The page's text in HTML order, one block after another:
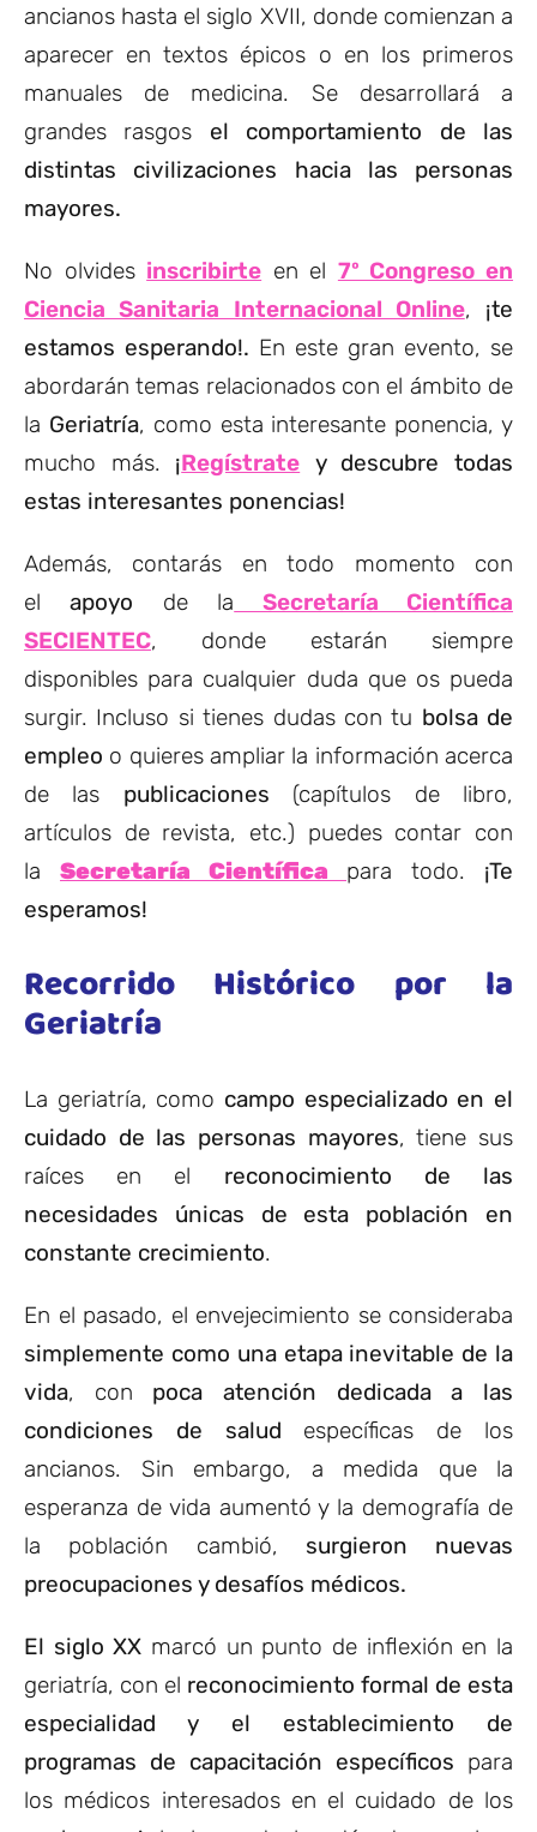
ancianos hasta el siglo XVII, donde comienzan a
aparecer en textos épicos o en los primeros
manuales de medicina. Se desarrollará a
grandes rasgos el comportamiento de las
distintas civilizaciones hacia las personas
mayores.
No olvides inscribirte en el 7º Congreso en
Ciencia Sanitaria Internacional Online, ¡te
estamos esperando!. En este gran evento, se
abordarán temas relacionados con el ámbito de
la Geriatría, como esta interesante ponencia, y
mucho más. ¡Regístrate y descubre todas
estas interesantes ponencias!
Además, contarás en todo momento con
elapoyo de la Secretaría Científica
SECIENTEC, donde estarán siempre
disponibles para cualquier duda que os pueda
surgir. Incluso si tienes dudas con tu bolsa de
empleo o quieres ampliar la información acerca
de las publicaciones (capítulos de libro,
artículos de revista, etc.) puedes contar con
la Secretaría Científica para todo. ¡Te
esperamos!
Recorrido Histórico por la
Geriatría
La geriatría, como campo especializado en el
cuidado de las personas mayores, tiene sus
raíces en el reconocimiento de las
necesidades únicas de esta población en
constante crecimiento.
En el pasado, el envejecimiento se consideraba
simplemente como una etapa inevitable de la
vida, con poca atención dedicada a las
condiciones de salud específicas de los
ancianos. Sin embargo, a medida que la
esperanza de vida aumentó y la demografía de
la población cambió, surgieron nuevas
preocupaciones y desafíos médicos.
El siglo XX marcó un punto de inflexión en la
geriatría, con el reconocimiento formal de esta
especialidad y el establecimiento de
programas de capacitación específicos para
los médicos interesados en el cuidado de los